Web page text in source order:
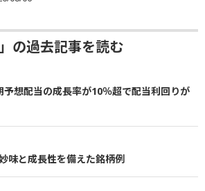
の過去記事を読む
予想配当の成長率が10％超で配当利回りが
味と成長性を備えた銘柄例